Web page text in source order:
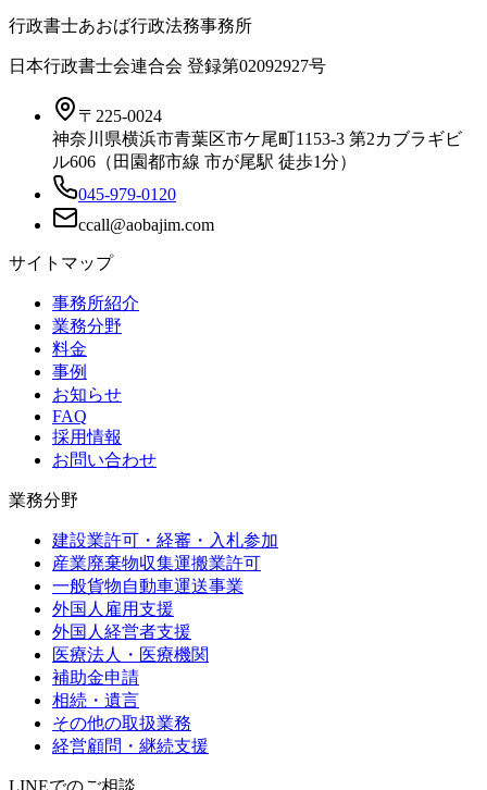
行政書士あおば行政法務事務所
日本行政書士会連合会 登録第02092927号
〒225-0024
神奈川県横浜市青葉区市ケ尾町1153-3 第2カブラギビ
ル606（田園都市線 市が尾駅 徒歩1分）
045-979-0120
サイトマップ
事務所紹介
業務分野
料金
事例
お知らせ
FAQ
採用情報
お問い合わせ
業務分野
建設業許可・経審・入札参加
産業廃棄物収集運搬業許可
一般貨物自動車運送事業
外国人雇用支援
外国人経営者支援
医療法人・医療機関
補助金申請
相続・遺言
その他の取扱業務
経営顧問・継続支援